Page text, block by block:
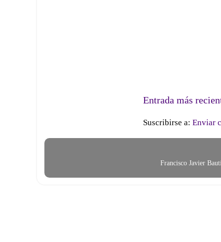
Entrada más
Suscribirse a: Enviar
Francisco Javier